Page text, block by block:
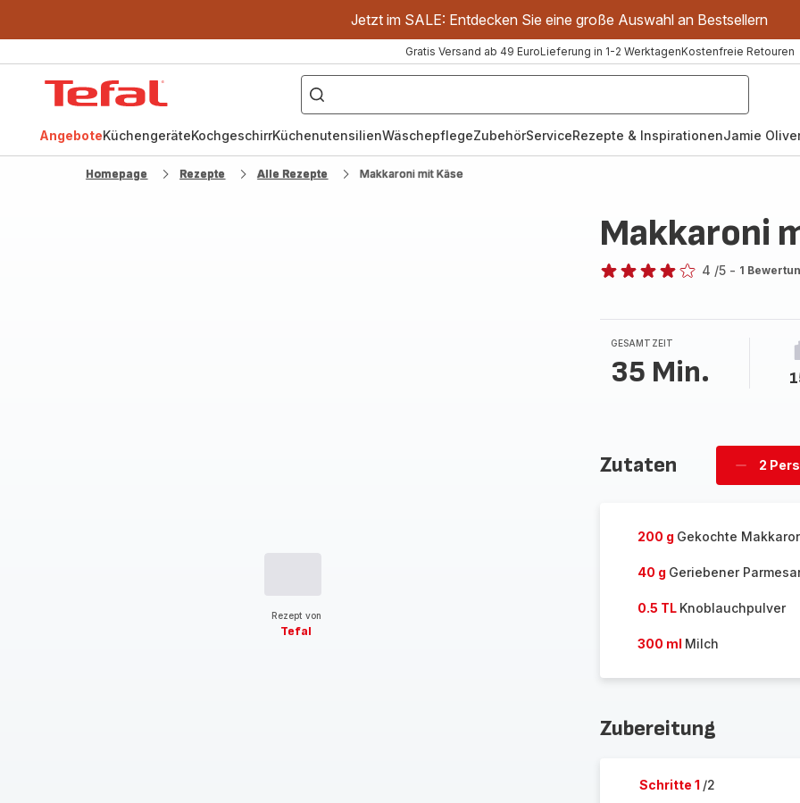
Jetzt im SALE: Entdecken Sie eine große Auswahl an Bestsellern
Gratis Versand ab 49 EuroLieferung in 1-2 WerktagenKostenfreie Retouren
["OptiGrill","Easy
Fry","Pfanne"]
AngeboteKüchengeräteKochgeschirrKüchenutensilienWäschepflegeZubehörServiceRezepte & InspirationenJamie
Homepage Rezepte Alle Rezepte Makkaroni mit Käse
Rezept von
Tefal
Makkaroni
4
Sternen
(Durchschnitt)
4 /5 - 1
GESAMTZEIT
35 Min.
Zutaten
Personen
2
200 g Gekochte
40 g Geriebener
0.5 TL Knoblauchpulver
300 ml Milch
Zubereitung
Schritte 1 /2